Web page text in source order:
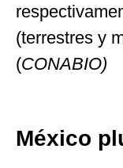
(terrestres y
(CONABIO)
México